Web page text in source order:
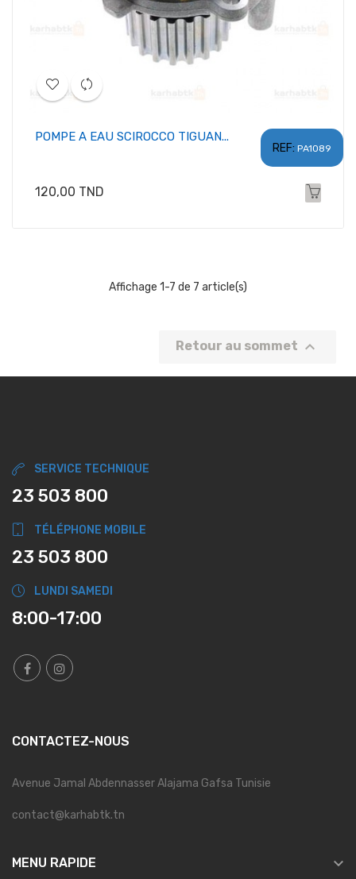
REF: PA1089
POMPE A EAU SCIROCCO TIGUAN...
Prix
120,00 TND
Affichage 1-7 de 7 article(s)
Retour au sommet 
SERVICE TECHNIQUE
23 503 800
TÉLÉPHONE MOBILE
23 503 800
LUNDI SAMEDI
8:00-17:00
CONTACTEZ-NOUS
Avenue Jamal Abdennasser Alajama Gafsa Tunisie
contact@karhabtk.tn
MENU RAPIDE 